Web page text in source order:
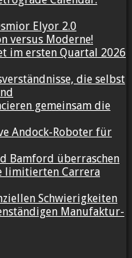
Elyor 2.0
versus Moderne!
im ersten Quartal 2026
die selbst
gemeinsam die
Andock-Roboter für
Bamford überraschen
limitierten Carrera
Schwierigkeiten
Manufaktur-